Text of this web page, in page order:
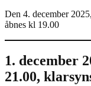
Den 4. december
åbnes kl 19.00
1. december
21.00,